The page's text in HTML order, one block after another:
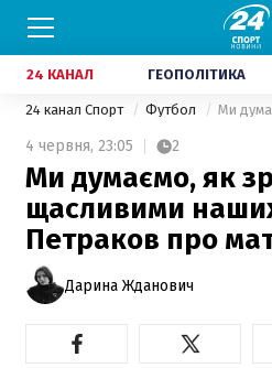
24 КАНАЛ ГЕОПОЛІТИКА
24 канал Спорт Футбол
4 червня, 23:05 2
Ми думаємо, як
щасливими
Петраков про
Дарина Жданович